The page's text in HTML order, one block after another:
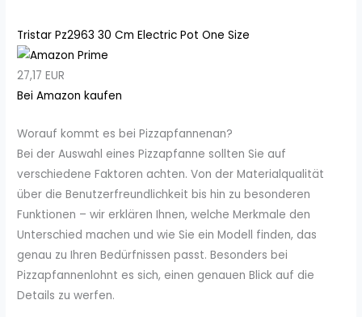
Tristar Pz2963 30 Cm Electric Pot One Size
27,17 EUR
Bei Amazon kaufen
Worauf kommt es bei Pizzapfannenan?
Bei der Auswahl eines Pizzapfanne sollten Sie auf
verschiedene Faktoren achten. Von der Materialqualität
über die Benutzerfreundlichkeit bis hin zu besonderen
Funktionen – wir erklären Ihnen, welche Merkmale den
Unterschied machen und wie Sie ein Modell finden, das
genau zu Ihren Bedürfnissen passt. Besonders bei
Pizzapfannenlohnt es sich, einen genauen Blick auf die
Details zu werfen.